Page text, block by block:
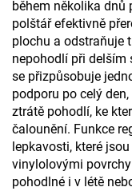
během několika dnů
polštář efektivně
plochu a odstraňuje
nepohodlí při delším
se přizpůsobuje
podporu po celý
ztrátě pohodlí, ke
čalounění. Funkce
lepkavosti, které
vinylolovými
pohodlné i v létě